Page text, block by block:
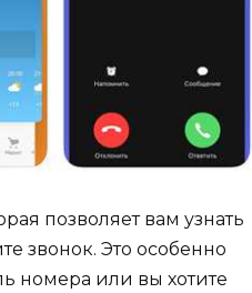
позволяет вам узнать
звонок. Это особенно
номера или вы хотите